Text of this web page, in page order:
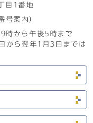
目1番地
号案内）
時から午後5時まで
から翌年1月3日までは